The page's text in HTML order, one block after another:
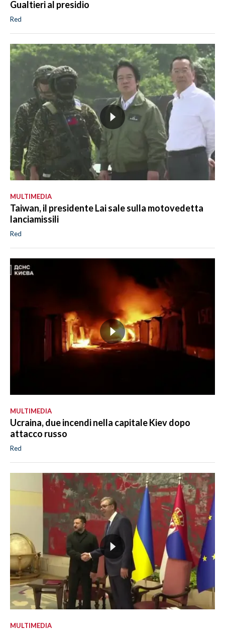
Gualtieri al presidio
Red
MULTIMEDIA
Taiwan, il presidente Lai sale sulla motovedetta
lanciamissili
Red
MULTIMEDIA
Ucraina, due incendi nella capitale Kiev dopo
attacco russo
Red
MULTIMEDIA